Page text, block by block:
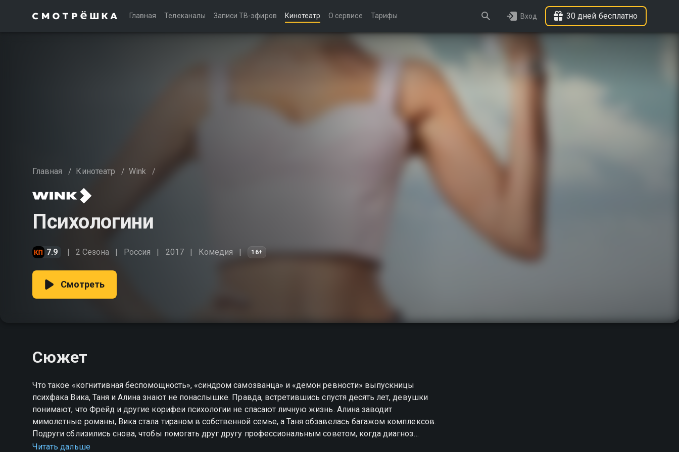
Главная Телеканалы Записи ТВ-эфиров Кинотеатр О сервисе Тарифы Вход 30 дней бесплатно
Главная / Кинотеатр / Wink /
Психологини
7.9 2 Сезона Россия 2017 Комедия 16+
Смотреть
Сюжет
Что такое «когнитивная беспомощность», «синдром самозванца» и «демон ревности» выпускницы
психфака Вика, Таня и Алина знают не понаслышке. Правда, встретившись спустя десять лет, девушки
понимают, что Фрейд и другие корифеи психологии не спасают личную жизнь. Алина заводит
мимолетные романы, Вика стала тираном в собственной семье, а Таня обзавелась багажом комплексов.
Подруги сблизились снова, чтобы помогать друг другу профессиональным советом, когда диагноз
нужно поставить не пациенту, а самой себе.
Читать дальше